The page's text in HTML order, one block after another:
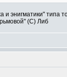
энигматики"
(С) Либ